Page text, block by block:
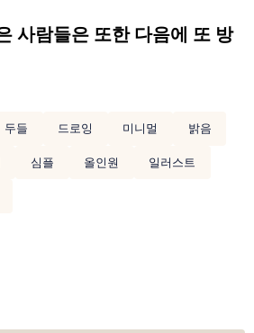
사람들은 또한 다음에 또 방
두들 드로잉 미니멀
밝음
심플 올인원
일러스트